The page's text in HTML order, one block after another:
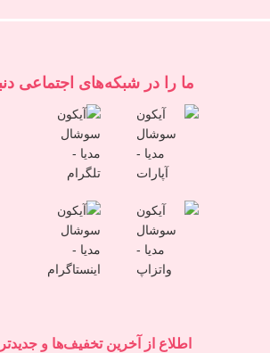
اطلاع از آخرین تخفیف‌ها و
ما را در شبكه‌های اجتماعی